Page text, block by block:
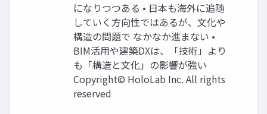
になりつつある • 日本も海外に追随
していく方向性ではあるが、文化や
構造の問題で なかなか進まない •
BIM活用や建築DXは、「技術」より
も「構造と文化」の影響が強い
Copyright© HoloLab Inc. All rights
reserved